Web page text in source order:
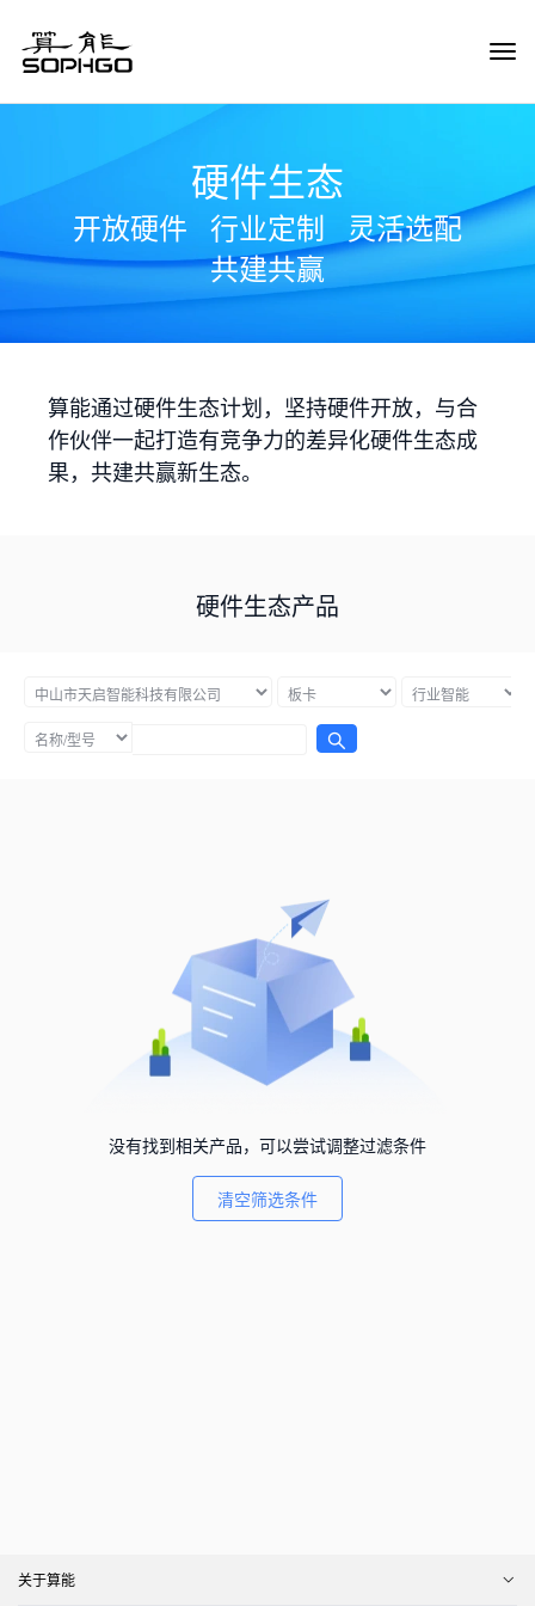
硬件生态
开放硬件 行业定制
灵活选配
共建共赢
算能通过硬件生态计划，坚持硬件开放，与合
作伙伴一起打造有竞争力的差异化硬件生态成
果，共建共赢新生态。
硬件生态产品
没有找到相关产品，可以尝试调整过滤条件
清空筛选条件
关于算能